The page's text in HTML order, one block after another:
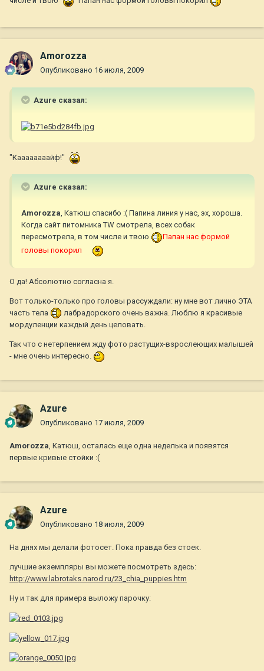
Amorozza
Опубликовано 16 июля, 2009
Azure сказал:
"Каааааааайф!"
Azure сказал:
Amorozza , Катюш спасибо :( Папина линия у нас, эх, хороша.
Когда сайт питомника TW смотрела, всех собак
пересмотрела, в том числе и твою
Папан нас формой
головы покорил
О да! Абсолютно согласна я.
Вот только-только про головы рассуждали: ну мне вот лично ЭТА
часть тела
лабрадорского очень важна. Люблю я красивые
мордуленции каждый день целовать.
Так что с нетерпением жду фото растущих-взрослеющих малышей
- мне очень интересно.
Azure
Опубликовано 17 июля, 2009
Amorozza, Катюш, осталась еще одна неделька и появятся
первые кривые стойки :(
Azure
Опубликовано 18 июля, 2009
На днях мы делали фотосет. Пока правда без стоек.
лучшие экземпляры вы можете посмотреть здесь:
http://www.labrotaks.narod.ru/23_chia_puppies.htm
Ну и так для примера выложу парочку: